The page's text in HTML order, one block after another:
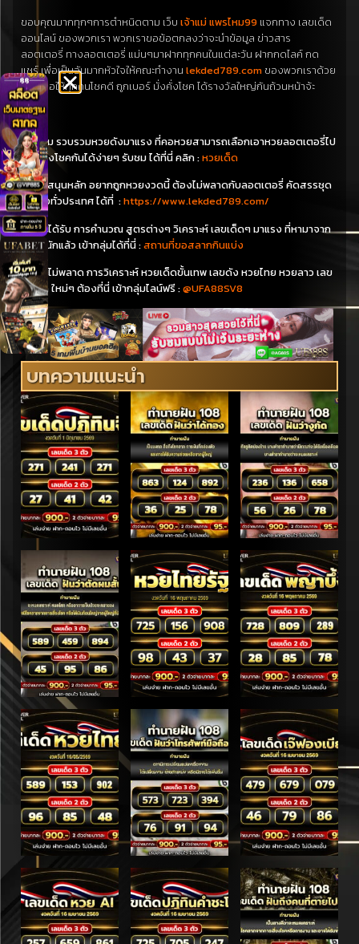
ขอบคุณมากทุกๆการตำหนิดตาม เว็บ เจ้าแม่แพรไหม99 แจกทาง เลขเด็ด
ออนไลน์ ของพวกเรา พวกเราขอข้อตกลงว่าจะนำข้อมูล ข่าวสาร
ลอตเตอรี่ ทางลอตเตอรี่ แม่นๆมาฝากทุกคนในแต่ละวัน ฝากกดไลค์กด
แชร์เพื่อเป็นอันมากหัวใจให้คณะทำงาน lekded789.com ของพวกเราด้วย
นะคะขอให้ทุกคนโชคดี ถูกเบอร์ มั่งคั่งโชค ได้รางวัลใหญ่กันถ้วนหน้าจ้ะ
ติดตาม รวบรวมหวยดังมาแรง ที่คอหวยสามารถเลือกเอาหวยลอตเตอรี่ไป
ใช้เสี่ยงโชคกันได้ง่ายๆ รับชม ได้ที่นี่ คลิก :หวยเด็ด
ผู้สนับสนุนหลัก อยากถูกหวยงวดนี้ ต้องไม่พลาดกับลอตเตอรี่ คัดสรรชุด
เลขดังทั่วประเทศ ได้ที่ :https://www.lekded789.com/
ท่านจะได้รับ การคำนวณ สูตรต่างๆ วิเคราะห์ เลขเด็ดๆ มาแรง ที่หามาจาก
ทุกสำนักแล้ว เข้ากลุ่มได้ที่นี่ :สถานที่ขอสลากกินแบ่ง
ท่านจะไม่พลาด การวิเคราะห์ หวยเด็ดขั้นเทพ เลขดัง หวยไทย หวยลาว เลข
นำโชค ใหม่ๆ ต้องที่นี่ เข้ากลุ่มไลน์ฟรี :@UFA88SV8
บทความแนะนำ